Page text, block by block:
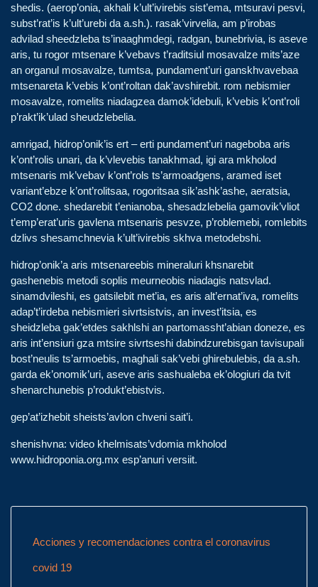
shedis. (aerop’onia, akhali k’ult’ivirebis sist’ema, mtsuravi pesvi,
subst’rat’is k’ult’urebi da a.sh.). rasak’virvelia, am p’irobas
advilad sheedzleba ts’inaaghmdegi, radgan, bunebrivia, is aseve
aris, tu rogor mtsenare k’vebavs t’raditsiul mosavalze mits’aze
an organul mosavalze, tumtsa, pundament’uri ganskhvavebaa
mtsenareta k’vebis k’ont’roltan dak’avshirebit. rom nebismier
mosavalze, romelits niadagzea damok’idebuli, k’vebis k’ont’roli
p’rakt’ik’ulad sheudzlebelia.
amrigad, hidrop’onik’is ert – erti pundament’uri nageboba aris
k’ont’rolis unari, da k’vlevebis tanakhmad, igi ara mkholod
mtsenaris mk’vebav k’ont’rols ts’armoadgens, aramed iset
variant’ebze k’ont’rolitsaa, rogoritsaa sik’ashk’ashe, aeratsia,
CO2 done. shedarebit t’enianoba, shesadzlebelia gamovik’vliot
t’emp’erat’uris gavlena mtsenaris pesvze, p’roblemebi, romlebits
dzlivs shesamchnevia k’ult’ivirebis skhva metodebshi.
hidrop’onik’a aris mtsenareebis mineraluri khsnarebit
gashenebis metodi soplis meurneobis niadagis natsvlad.
sinamdvileshi, es gatsilebit met’ia, es aris alt’ernat’iva, romelits
adap’t’irdeba nebismieri sivrtsistvis, an invest’itsia, es
sheidzleba gak’etdes sakhlshi an partomassht’abian doneze, es
aris int’ensiuri gza mtsire sivrtseshi dabindzurebisgan tavisupali
bost’neulis ts’armoebis, maghali sak’vebi ghirebulebis, da a.sh.
garda ek’onomik’uri, aseve aris sashualeba ek’ologiuri da tvit
shenarchunebis p’rodukt’ebistvis.
gep’at’izhebit sheists’avlon chveni sait’i.
shenishvna: video khelmisats’vdomia mkholod
www.hidroponia.org.mx esp’anuri versiit.
Acciones y recomendaciones contra el coronavirus
covid 19